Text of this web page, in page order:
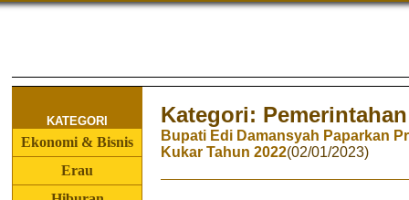
KATEGORI Kategori: Pemerintahan
Ekonomi & Bisnis
Erau
Bupati Edi Damansyah Paparkan
Kukar Tahun 2022(02/01/2023)